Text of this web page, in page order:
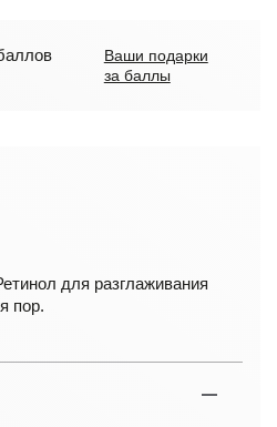
Ваши подарки
за баллы
для разглаживания
пор.